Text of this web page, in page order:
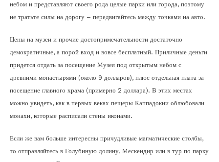
небом и представляют своего рода целые парки или города, поэтому
не тратьте силы на дорогу – передвигайтесь между точками на авто.
Цены на музеи и прочие достопримечательности достаточно
демократичные, а порой вход и вовсе бесплатный. Приличные деньги
придется отдать за посещение Музея под открытым небом с
древними монастырями (около 9 долларов), плюс отдельная плата за
посещение главного храма (примерно 2 доллара). В этих местах
можно увидеть, как в первых веках пещеры Каппадокии облюбовали
монахи, которые расписали стены иконами.
Если же вам больше интересны причудливые магматические столбы,
то отправляйтесь в Голубиную долину, Мескендир или в тур по парку